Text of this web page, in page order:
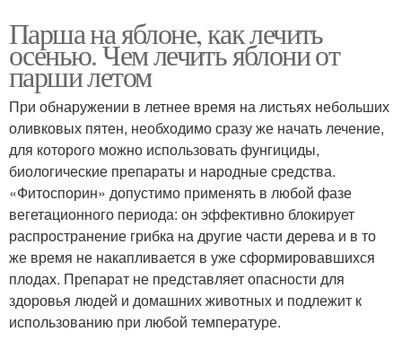
Парша на яблоне, как лечить
осенью. Чем лечить яблони от
парши летом
При обнаружении в летнее время на листьях небольших
оливковых пятен, необходимо сразу же начать лечение,
для которого можно использовать фунгициды,
биологические препараты и народные средства.
«Фитоспорин» допустимо применять в любой фазе
вегетационного периода: он эффективно блокирует
распространение грибка на другие части дерева и в то
же время не накапливается в уже сформировавшихся
плодах. Препарат не представляет опасности для
здоровья людей и домашних животных и подлежит к
использованию при любой температуре.